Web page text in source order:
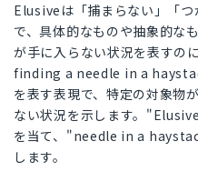
Elusiveは「捕まらない」「
で、具体的なものや抽象的な
が手に入らない状況を表すの
finding a needle in a
を表す表現で、特定の対象物
ない状況を示します。
を当て、"needle in a
します。